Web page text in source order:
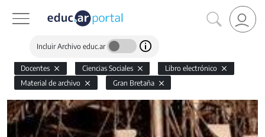
Incluir Archivo educ.ar
Docentes Ciencias Sociales
Libro electrónico
Material de archivo
Gran Bretaña